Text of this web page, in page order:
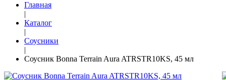
Главная
|
Каталог
|
Соусники
|
Соусник Bonna Terrain Aura ATRSTR10KS, 45 мл